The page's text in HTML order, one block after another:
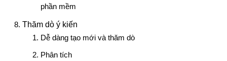
phần mềm
Thăm dò ý kiến
Dễ dàng tạo mới và thăm dò
Phân tích